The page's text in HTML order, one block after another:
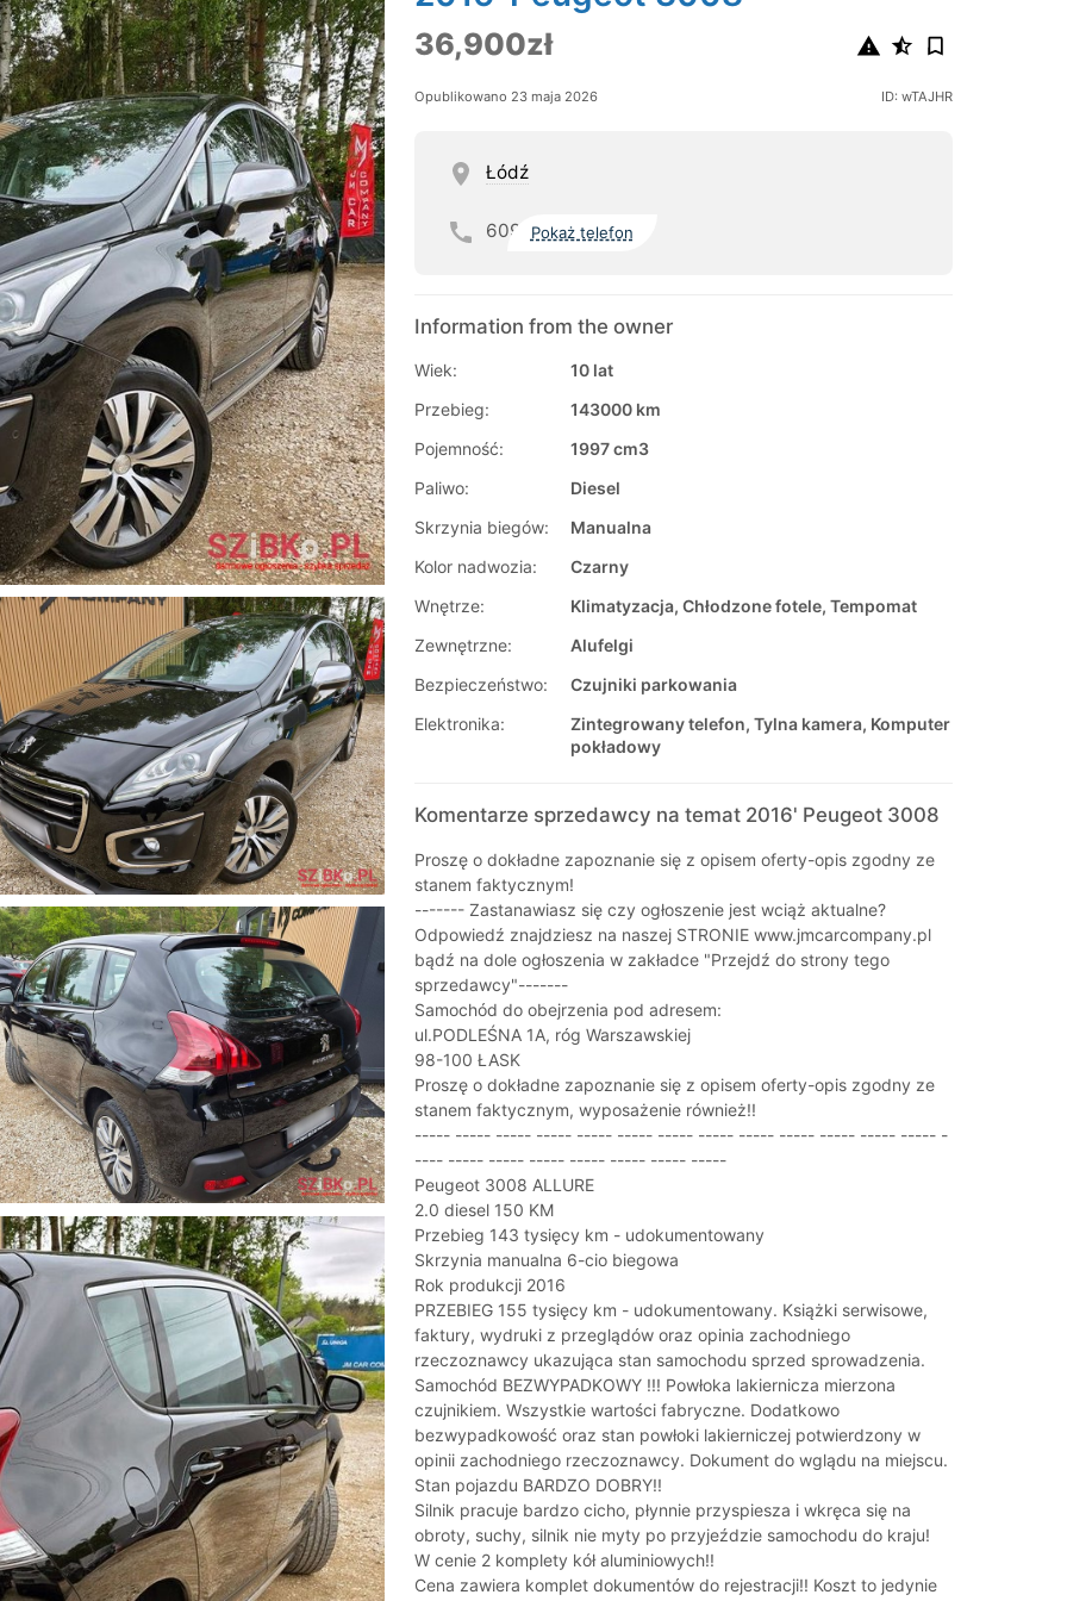
36,900zł
Opublikowano 23 maja 2026 ID: wTAJHR
Łódź
609 Pokaż telefon
Information from the owner
Wiek:
10 lat
Przebieg:
143000 km
Pojemność:
1997 cm3
Paliwo:
Diesel
Skrzynia biegów:
Manualna
Kolor nadwozia:
Czarny
Wnętrze:
Klimatyzacja, Chłodzone fotele, Tempomat
Zewnętrzne:
Alufelgi
Bezpieczeństwo:
Czujniki parkowania
Elektronika:
Zintegrowany telefon, Tylna kamera, Komputer
pokładowy
Komentarze sprzedawcy na temat 2016' Peugeot 3008
Proszę o dokładne zapoznanie się z opisem oferty-opis zgodny ze
stanem faktycznym!
------- Zastanawiasz się czy ogłoszenie jest wciąż aktualne?
Odpowiedź znajdziesz na naszej STRONIE www.jmcarcompany.pl
bądź na dole ogłoszenia w zakładce "Przejdź do strony tego
sprzedawcy"-------
Samochód do obejrzenia pod adresem:
ul.PODLEŚNA 1A, róg Warszawskiej
98-100 ŁASK
Proszę o dokładne zapoznanie się z opisem oferty-opis zgodny ze
stanem faktycznym, wyposażenie również!!
----- ----- ----- ----- ----- ----- ----- ----- ----- ----- ----- ----- ----- -
---- ----- ----- ----- ----- ----- ----- -----
Peugeot 3008 ALLURE
2.0 diesel 150 KM
Przebieg 143 tysięcy km - udokumentowany
Skrzynia manualna 6-cio biegowa
Rok produkcji 2016
PRZEBIEG 155 tysięcy km - udokumentowany. Książki serwisowe,
faktury, wydruki z przeglądów oraz opinia zachodniego
rzeczoznawcy ukazująca stan samochodu sprzed sprowadzenia.
Samochód BEZWYPADKOWY !!! Powłoka lakiernicza mierzona
czujnikiem. Wszystkie wartości fabryczne. Dodatkowo
bezwypadkowość oraz stan powłoki lakierniczej potwierdzony w
opinii zachodniego rzeczoznawcy. Dokument do wglądu na miejscu.
Stan pojazdu BARDZO DOBRY!!
Silnik pracuje bardzo cicho, płynnie przyspiesza i wkręca się na
obroty, suchy, silnik nie myty po przyjeździe samochodu do kraju!
W cenie 2 komplety kół aluminiowych!!
Cena zawiera komplet dokumentów do rejestracji!! Koszt to jedynie